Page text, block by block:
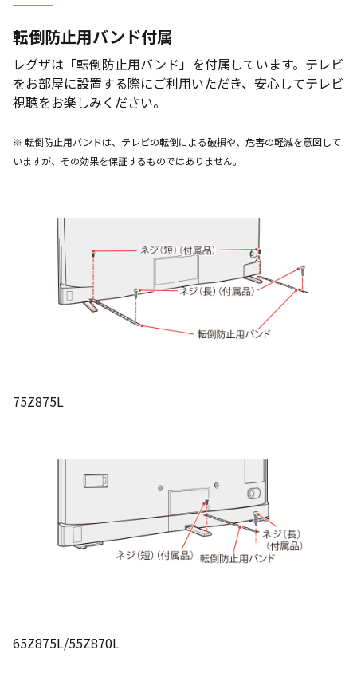
転倒防止用バンド付属
レグザは「転倒防止用バンド」を付属しています。テレビ
をお部屋に設置する際にご利用いただき、安心してテレビ
視聴をお楽しみください。
※ 転倒防止用バンドは、テレビの転倒による破損や、危害の軽減を意図して
いますが、その効果を保証するものではありません。
75Z875L
65Z875L/55Z870L